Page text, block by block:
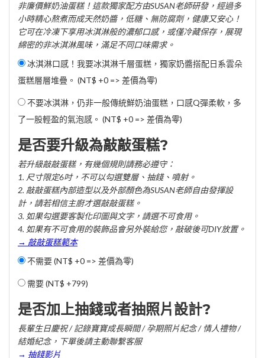
非廉價鮮奶油蛋糕！這款獨家配方由SUSAN老師研發，經過多
小時精心熬煮而成天然奶醬，低糖、無防腐劑，健康又安心！
它可在冷凍下享用冰淇淋般的濃郁口感，或僅冷藏保存，展現
綿密的非冰淇淋風味，滿足不同口味需求。
冰淇淋口感！我要冰淇淋千層蛋糕，獨家奶醬搭配日系雲朵
蛋糕層層堆疊。 (NT$ +0 => 差價為零)
不要冰淇淋，仍非一般傳統鮮奶油蛋糕，口感Q彈柔軟，多
了一股輕盈的氣泡感。 (NT$ +0 => 差價為零)
是否要升級為敲敲蛋糕?
若升級敲敲蛋糕，有幾個規則請務必遵守：
1. 尺寸限定6吋，不可以勾選雙層、抽錢、噴射。
2. 敲敲蛋糕內部造型以及外部顏色為SUSAN老師自由發揮設
計，請若相信主廚才選敲敲蛋糕。
3. 如果勾選要客製化印圖與文字，請選不可食用。
4. 如果有不可食用的裝飾品會另外裝給您，敲破後可DIY放置。
→ 敲敲蛋糕範本
不需要 (NT$ +0 => 差價為零)
需要 (NT$ +799)
是否加上抽錢或者抽照片設計?
長輩生日慶祝 / 記錄寶寶成長瞬間 / 孕期照片紀念 / 情人禮物 /
結婚紀念，下單後請主動聯繫客服
→ 抽錢影片